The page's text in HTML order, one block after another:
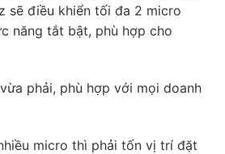
sẽ điều khiển tối đa 2 micro
năng tắt bật, phù hợp cho
phải, phù hợp với mọi doanh
micro thì phải tốn vị trí đặt